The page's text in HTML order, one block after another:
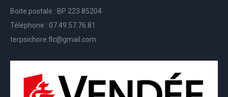
Boite postale : BP 223 85204
Téléphone : 07.49.57.76.81
terpsichore.flc@gmail.com